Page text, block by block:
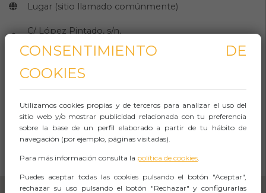
Lugar (sitio llamado comúnmente)
C/ López Pintado, s/n,
Sevilla
SEVILLA
Observaciones
CÓMO LLEGAR
Abrir Navegación
CONSENTIMIENTO DE
COOKIES
Utilizamos cookies propias y de terceros para analizar el uso del
sitio web y/o mostrar publicidad relacionada con tu preferencia
sobre la base de un perfil elaborado a partir de tu hábito de
navegación (por ejemplo, páginas visitadas).
Para más información consulta la política de cookies
Puedes aceptar todas las cookies pulsando el botón "Aceptar",
rechazar su uso pulsando el botón "Rechazar" y configurarlas